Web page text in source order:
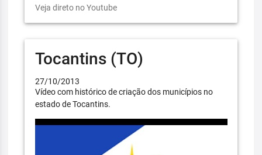
Veja direto no Youtube
Tocantins (TO)
27/10/2013
Vídeo com histórico de criação dos municípios no
estado de Tocantins.